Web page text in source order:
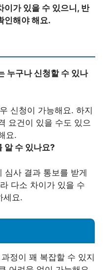
이가 있을 수 있으니, 반
인해야 해요.
누구나 신청할 수 있나
신청이 가능해요. 하지
요건이 있을 수도 있으
요.
알 수 있나요?
심사 결과 통보를 받게
다소 차이가 있을 수
세요.
정이 꽤 복잡할 수 있지